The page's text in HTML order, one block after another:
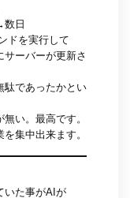
数日
ドを実行して
ーバーが更新さ
駄であったかとい
い。最高です。
集中出来ます。
いた事がAIが